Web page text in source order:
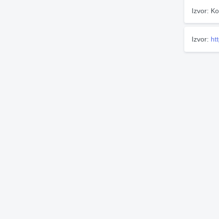
Izvor:
Izvor: